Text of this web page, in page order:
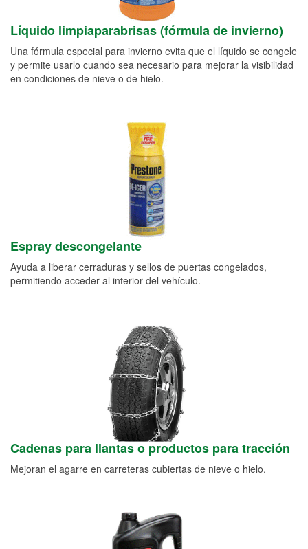
Líquido limpiaparabrisas (fórmula de invierno)
Una fórmula especial para invierno evita que el líquido se congele
y permite usarlo cuando sea necesario para mejorar la visibilidad
en condiciones de nieve o de hielo.
Espray descongelante
Ayuda a liberar cerraduras y sellos de puertas congelados,
permitiendo acceder al interior del vehículo.
Cadenas para llantas o productos para tracción
Mejoran el agarre en carreteras cubiertas de nieve o hielo.